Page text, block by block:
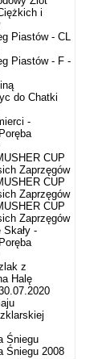
i
Piastów - CL
Piastów - F -
do Chatki
-
CUP
Zaprzęgów
CUP
Zaprzęgów
CUP
Zaprzęgów
-
z
Halę
Śniegu
Śniegu 2008